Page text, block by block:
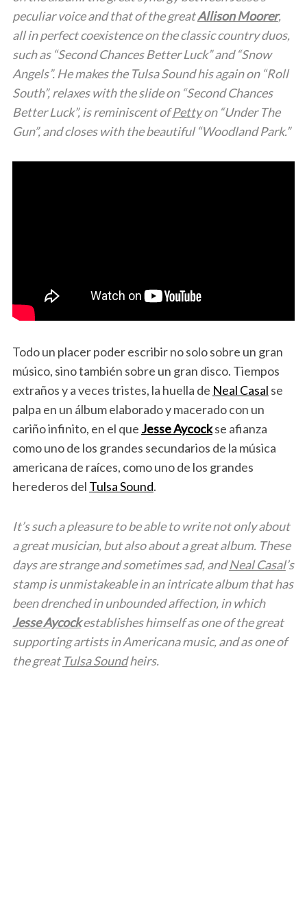
peculiar voice and that of the greatAllison Moorer,
all in perfect coexistence on the classic country duos,
such as “Second Chances Better Luck” and “Snow
Angels”. He makes the Tulsa Sound his again on “Roll
South”, relaxes with the slide on “Second Chances
Better Luck”, is reminiscent ofPettyon “Under The
Gun”, and closes with the beautiful “Woodland Park.”
Todo un placer poder escribir no solo sobre un gran
músico, sino también sobre un gran disco. Tiempos
extraños y a veces tristes, la huella de Neal Casal se
palpa en un álbum elaborado y macerado con un
cariño infinito, en el que Jesse Aycockse afianza
como uno de los grandes secundarios de la música
americana de raíces, como uno de los grandes
herederos del Tulsa Sound.
It’s such a pleasure to be able to write not only about
a great musician, but also about a great album. These
days are strange and sometimes sad, andNeal Casal’s
stamp is unmistakeable in an intricate album that has
been drenched in unbounded affection, in which
Jesse Aycockestablishes himself as one of the great
supporting artists in Americana music, and as one of
the great Tulsa Soundheirs.